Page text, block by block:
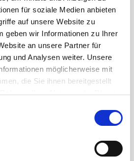
für soziale Medien anbieten
auf unsere Website zu
geben wir Informationen zu Ihrer
an unsere Partner für
und Analysen weiter. Unsere
möglicherweise mit
die Sie ihnen bereitgestellt
Ihrer Nutzung der Dienste
7T 1M 3M 1J 5J